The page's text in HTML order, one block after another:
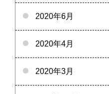
2020年6月
2020年4月
2020年3月